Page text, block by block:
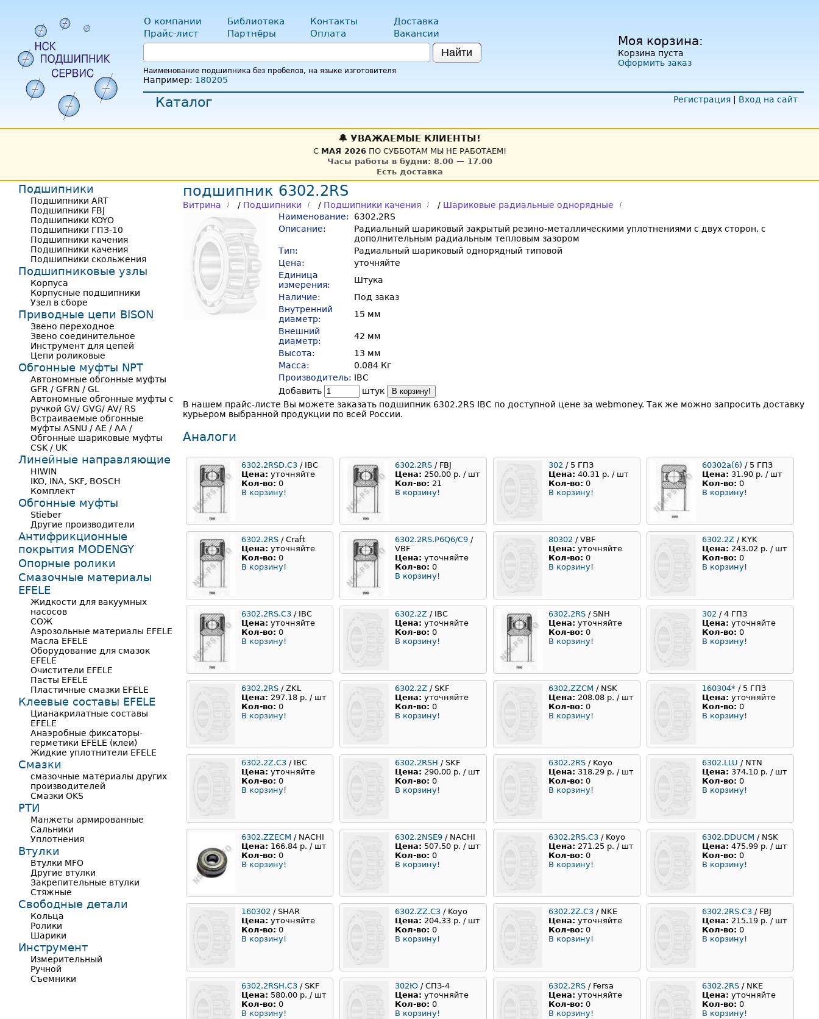
Моя корзина:
Корзина пуста
Оформить заказ
О компании Библиотека Контакты
Доставка
Прайс-лист
Партнёры Оплата Вакансии
Найти
Наименование подшипника без пробелов, на языке изготовителя
Например: 180205
Регистрация
Вход на сайт
Каталог
🔔 УВАЖАЕМЫЕ КЛИЕНТЫ!
С МАЯ 2026ПО СУББОТАМ МЫ НЕ РАБОТАЕМ!
Часы работы в будни: 8.00 — 17.00
Есть доставка
подшипник 6302.2RS
Витрина / Подшипники / Подшипники качения / Шариковые радиальные однорядные
Наименование:
6302.2RS
Описание:
Радиальный шариковый закрытый резино-металлическими уплотнениями с двух сторон, с
дополнительным радиальным тепловым зазором
Тип:
Радиальный шариковый однорядный типовой
Цена:
уточняйте
Единица
измерения:
Штука
Наличие:
Под заказ
Внутренний
диаметр:
15 мм
Внешний
диаметр:
42 мм
Высота:
13 мм
Масса:
0.084 Кг
Производитель: IBC
Добавить
штук В корзину!
В нашем прайс-листе Вы можете заказать подшипник 6302.2RS IBC по доступной цене за webmoney. Так же можно запросить доставку
курьером выбранной продукции по всей России.
Аналоги
6302.2RSD.C3 / IBC
Цена: уточняйте
Кол-во: 0
В корзину!
6302.2RS / FBJ
Цена: 250.00 р. / шт
Кол-во: 21
В корзину!
302 / 5 ГПЗ
Цена: 40.31 р. / шт
Кол-во: 0
В корзину!
60302а(6) / 5 ГПЗ
Цена: 31.90 р. / шт
Кол-во: 0
В корзину!
6302.2RS / Craft
Цена: уточняйте
Кол-во: 0
В корзину!
6302.2RS.P6Q6/C9 /
VBF
Цена: уточняйте
Кол-во: 0
В корзину!
80302 / VBF
Цена: уточняйте
Кол-во: 0
В корзину!
6302.2Z / KYK
Цена: 243.02 р. / шт
Кол-во: 0
В корзину!
6302.2RS.C3 / IBC
Цена: уточняйте
Кол-во: 0
В корзину!
6302.2Z / IBC
Цена: уточняйте
Кол-во: 0
В корзину!
6302.2RS / SNH
Цена: уточняйте
Кол-во: 0
В корзину!
302 / 4 ГПЗ
Цена: уточняйте
Кол-во: 0
В корзину!
6302.2RS / ZKL
Цена: 297.18 р. / шт
Кол-во: 0
В корзину!
6302.2Z / SKF
Цена: уточняйте
Кол-во: 0
В корзину!
6302.ZZCM / NSK
Цена: 208.08 р. / шт
Кол-во: 0
В корзину!
160304* / 5 ГПЗ
Цена: уточняйте
Кол-во: 0
В корзину!
6302.2Z.C3 / IBC
Цена: уточняйте
Кол-во: 0
В корзину!
6302.2RSH / SKF
Цена: 290.00 р. / шт
Кол-во: 0
В корзину!
6302.2RS / Koyo
Цена: 318.29 р. / шт
Кол-во: 0
В корзину!
6302.LLU / NTN
Цена: 374.10 р. / шт
Кол-во: 0
В корзину!
6302.ZZECM / NACHI
Цена: 166.84 р. / шт
Кол-во: 0
В корзину!
6302.2NSE9 / NACHI
Цена: 507.50 р. / шт
Кол-во: 0
В корзину!
6302.2RS.C3 / Koyo
Цена: 271.25 р. / шт
Кол-во: 0
В корзину!
6302.DDUCM / NSK
Цена: 475.99 р. / шт
Кол-во: 0
В корзину!
160302 / SHAR
Цена: уточняйте
Кол-во: 0
В корзину!
6302.ZZ.C3 / Koyo
Цена: 204.33 р. / шт
Кол-во: 0
В корзину!
6302.2Z.C3 / NKE
Цена: уточняйте
Кол-во: 0
В корзину!
6302.2RS.C3 / FBJ
Цена: 215.19 р. / шт
Кол-во: 0
В корзину!
6302.2RSH.C3 / SKF
Цена: 580.00 р. / шт
Кол-во: 0
В корзину!
302Ю / СПЗ-4
Цена: уточняйте
Кол-во: 0
В корзину!
6302.2RS / Fersa
Цена: уточняйте
Кол-во: 0
В корзину!
6302.2RS / NKE
Цена: уточняйте
Кол-во: 0
В корзину!
Подшипники
Подшипники ART
Подшипники FBJ
Подшипники KOYO
Подшипники ГПЗ-10
Подшипники качения
Подшипники качения
Подшипники скольжения
Подшипниковые узлы
Корпуса
Корпусные подшипники
Узел в сборе
Приводные цепи BISON
Звено переходное
Звено соединительное
Инструмент для цепей
Цепи роликовые
Обгонные муфты NPT
Автономные обгонные муфты
GFR / GFRN / GL
Автономные обгонные муфты с
ручкой GV/ GVG/ AV/ RS
Встраиваемые обгонные
муфты ASNU / AE / AA /
Обгонные шариковые муфты
CSK / UK
Линейные направляющие
HIWIN
IKO, INA, SKF, BOSCH
Комплект
Обгонные муфты
Stieber
Другие производители
Антифрикционные
покрытия MODENGY
Опорные ролики
Смазочные материалы
EFELE
Жидкости для вакуумных
насосов
СОЖ
Аэрозольные материалы EFELE
Масла EFELE
Оборудование для смазок
EFELE
Очистители EFELE
Пасты EFELE
Пластичные смазки EFELE
Клеевые составы EFELE
Цианакрилатные составы
EFELE
Анаэробные фиксаторы-
герметики EFELE (клеи)
Жидкие уплотнители EFELE
Смазки
смазочные материалы других
производителей
Смазки OKS
РТИ
Манжеты армированные
Сальники
Уплотнения
Втулки
Втулки MFO
Другие втулки
Закрепительные втулки
Стяжные
Свободные детали
Кольца
Ролики
Шарики
Инструмент
Измерительный
Ручной
Съемники